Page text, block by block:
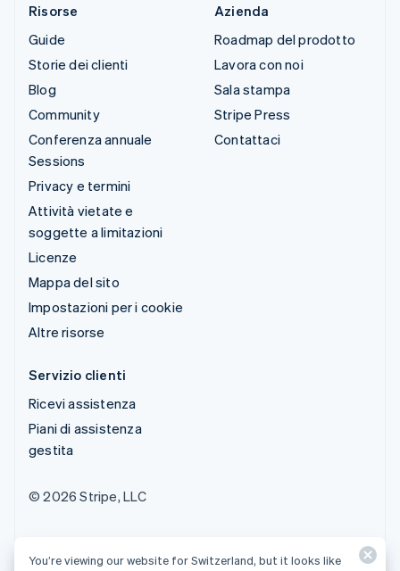
Risorse
Guide
Storie dei clienti
Blog
Community
Conferenza annuale
Sessions
Privacy e termini
Attività vietate e
soggette a limitazioni
Licenze
Mappa del sito
Impostazioni per i cookie
Altre risorse
Azienda
Roadmap del prodotto
Lavora con noi
Sala stampa
Stripe Press
Contattaci
Servizio clienti
Ricevi assistenza
Piani di assistenza
gestita
© 2026 Stripe, LLC
You’re viewing our website for Switzerland, but it looks like